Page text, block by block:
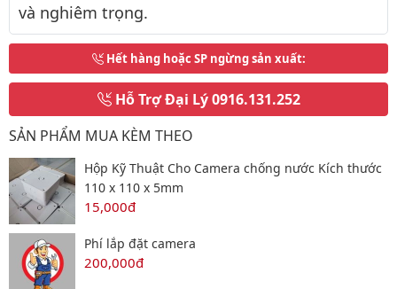
và nghiêm trọng.
Hết hàng hoặc SP ngừng sản xuất:
Hỗ Trợ Đại Lý0916.131.252
SẢN PHẨM MUA KÈM THEO
Hộp Kỹ Thuật Cho Camera chống nước Kích thước
110 x 110 x 5mm
15,000đ
Phí lắp đặt camera
200,000đ